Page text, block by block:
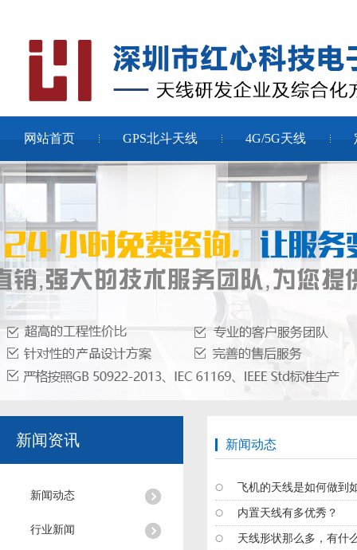
网站首页 GPS北斗天线 4G/5G天线
新闻资讯
新闻动态
行业新闻
新闻动态
飞机的天线是如何做到
内置天线有多优秀？
天线形状那么多，有什